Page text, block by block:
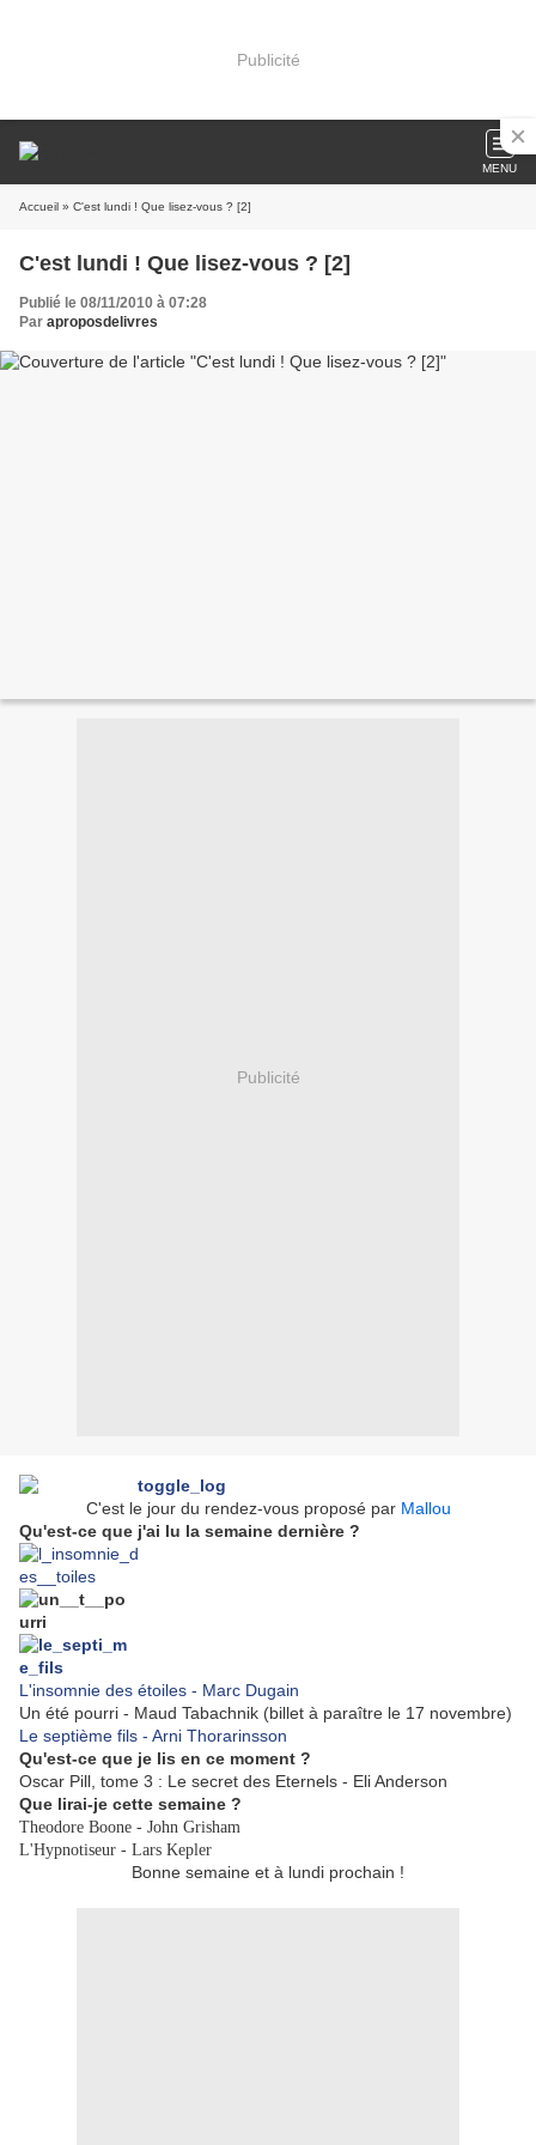
Publicité
MENU
Accueil » C'est lundi ! Que lisez-vous ? [2]
C'est lundi ! Que lisez-vous ? [2]
Publié le 08/11/2010 à 07:28
Par aproposdelivres
Publicité
C'est le jour du rendez-vous proposé par Mallou
Qu'est-ce que j'ai lu la semaine dernière ?
L'insomnie des étoiles - Marc Dugain
Un été pourri - Maud Tabachnik (billet à paraître le 17 novembre)
Le septième fils - Arni Thorarinsson
Qu'est-ce que je lis en ce moment ?
Oscar Pill, tome 3 : Le secret des Eternels - Eli Anderson
Que lirai-je cette semaine ?
Theodore Boone - John Grisham
L'Hypnotiseur - Lars Kepler
Bonne semaine et à lundi prochain !